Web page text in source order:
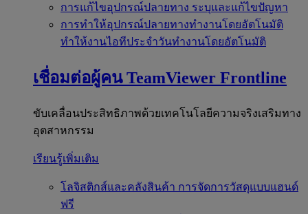
การแก้ไขอุปกรณ์ปลายทาง ระบุและแก้ไขปัญหา
การทำให้อุปกรณ์ปลายทางทำงานโดยอัตโนมัติ
ทำให้งานไอทีประจำวันทำงานโดยอัตโนมัติ
เชื่อมต่อผู้คน TeamViewer Frontline
ขับเคลื่อนประสิทธิภาพด้วยเทคโนโลยีความจริงเสริมทาง
อุตสาหกรรม
เรียนรู้เพิ่มเติม
โลจิสติกส์และคลังสินค้า การจัดการวัสดุแบบแฮนด์
ฟรี